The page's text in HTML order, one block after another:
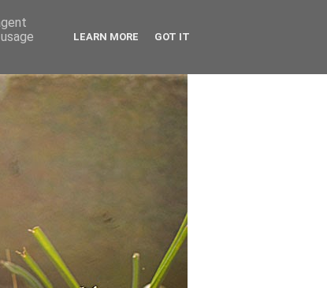
LEARN MORE GOT IT